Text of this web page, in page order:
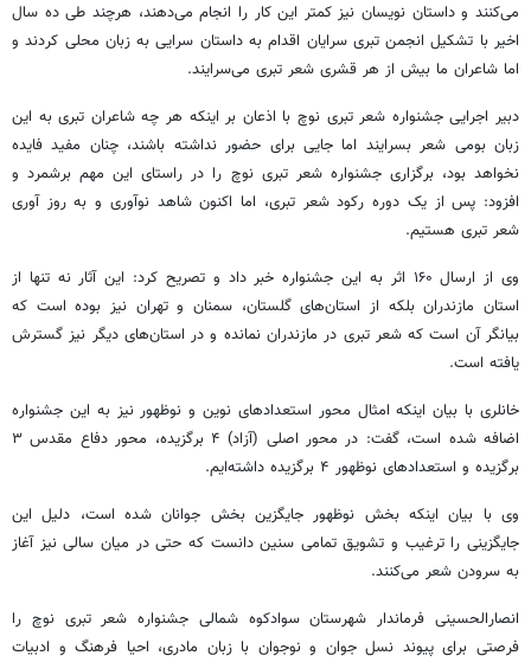
می‌کنند و داستان نویسان نیز کمتر این کار را انجام می‌دهند، هرچند طی ده سال
اخیر با تشکیل انجمن تبری سرایان اقدام به داستان سرایی به زبان محلی کردند و
اما شاعران ما بیش از هر قشری شعر تبری می‌سرایند.
دبیر اجرایی جشنواره شعر تبری نوچ با اذعان بر اینکه هر چه شاعران تبری به این
زبان بومی شعر بسرایند اما جایی برای حضور نداشته باشند، چنان مفید فایده
نخواهد بود، برگزاری جشنواره شعر تبری نوچ را در راستای این مهم برشمرد و
افزود: پس از یک دوره رکود شعر تبری، اما اکنون شاهد نوآوری و به روزآوری
شعر تبری هستیم.
وی از ارسال ۱۶۰ اثر به این جشنواره خبر داد و تصریح کرد: این آثار نه تنها از
استان مازندران بلکه از استان‌های گلستان، سمنان و تهران نیز بوده است که
بیانگر آن است که شعر تبری در مازندران نمانده و در استان‌های دیگر نیز گسترش
یافته است.
خانلری با بیان اینکه امثال محور استعدادهای نوین و نوظهور نیز به این جشنواره
اضافه شده است، گفت: در محور اصلی (آزاد) ۴ برگزیده، محور دفاع مقدس ۳
برگزیده و استعدادهای نوظهور ۴ برگزیده داشته‌ایم.
وی با بیان اینکه بخش نوظهور جایگزین بخش جوانان شده است، دلیل این
جایگزینی را ترغیب و تشویق تمامی سنین دانست که حتی در میان سالی نیز آغاز
به سرودن شعر می‌کنند.
انصارالحسینیفرماندار شهرستان سوادکوه شمالی جشنواره شعر تبری نوچ را
فرصتی برای پیوند نسل جوان و نوجوان با زبان مادری، احیا فرهنگ و ادبیات